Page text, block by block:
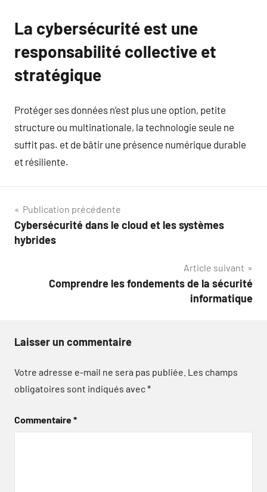
La cybersécurité est une
responsabilité collective et
stratégique
Protéger ses données n’est plus une option, petite
structure ou multinationale, la technologie seule ne
suffit pas. et de bâtir une présence numérique durable
et résiliente.
Navigation
de
Publication précédente
Cybersécurité dans le cloud et les systèmes
hybrides
Article suivant
Comprendre les fondements de la sécurité
informatique
Laisser un commentaire
Votre adresse e-mail ne sera pas publiée. Les champs
obligatoires sont indiqués avec*
Commentaire*